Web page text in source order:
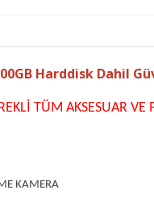
Harddisk Dahil
TÜM AKSESUAR
KAMERA